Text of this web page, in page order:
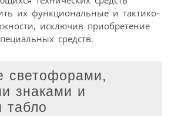
их функциональные и тактико-
исключив приобретение
средств.
светофорами,
знаками и
табло